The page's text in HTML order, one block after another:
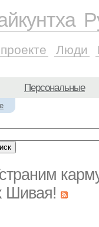
Персональные
Шивая!
Люди